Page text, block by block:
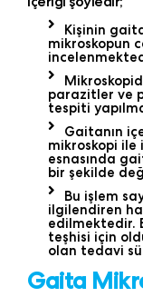
Kişinin
mikroskopun
parazitler ve
tespiti
Gaitanın
mikroskopi
esnasında
bir şekilde
Bu işlem
ilgilendiren
edilmektedir.
teşhisi için
olan tedavi
Gaita